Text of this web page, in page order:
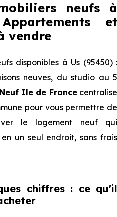
neufs à
et
vendre
disponibles à Us (95450) :
neuves, du studio au 5
Ile de Francecentralise
pour vous permettre de
le logement neuf qui
un seul endroit, sans frais
chiffres : ce qu'il